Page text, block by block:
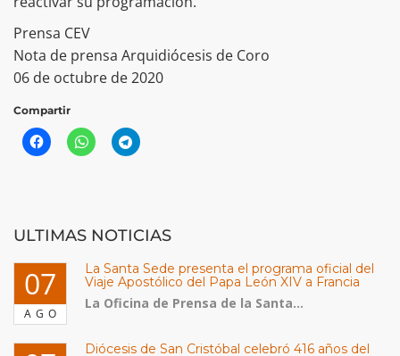
Prensa CEV
Nota de prensa Arquidiócesis de Coro
06 de octubre de 2020
Compartir
ULTIMAS NOTICIAS
07
AGO
La Santa Sede presenta el programa oficial del
Viaje Apostólico del Papa León XIV a Francia
La Oficina de Prensa de la Santa...
Diócesis de San Cristóbal celebró 416 años del